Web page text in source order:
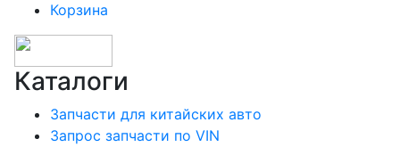
Корзина
Каталоги
Запчасти для китайских авто
Запрос запчасти по VIN